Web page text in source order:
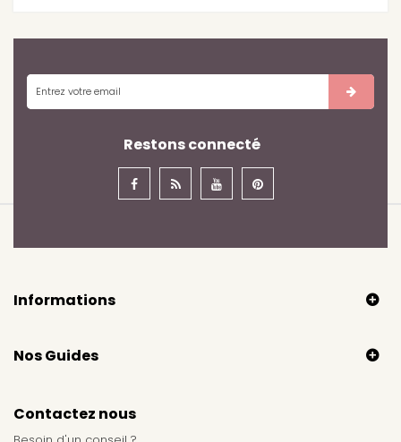
Restons connecté
Informations
Nos Guides
Contactez nous